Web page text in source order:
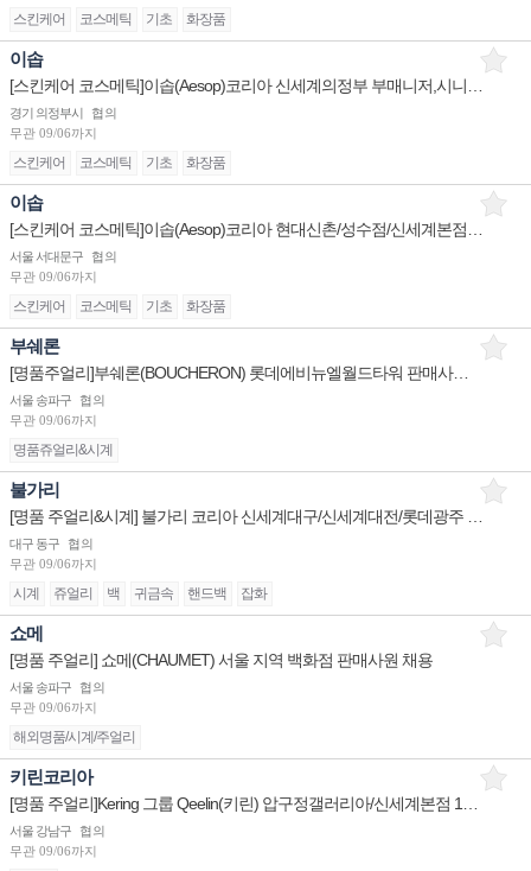
스킨케어 코스메틱 기초 화장품
이솝
경기 의정부시
협의
무관09/06까지
스킨케어 코스메틱 기초 화장품
이솝
서울 서대문구
협의
무관09/06까지
스킨케어 코스메틱 기초 화장품
부쉐론
[명품주얼리]부쉐론(BOUCHERON) 롯데에비뉴엘월드타워 판매사원/신세계센텀시티 점장/신세계대전 Admin
서울 송파구
협의
무관09/06까지
명품쥬얼리&시계
불가리
대구 동구
협의
무관09/06까지
시계 쥬얼리 백 귀금속 핸드백 잡화
쇼메
[명품 주얼리] 쇼메(CHAUMET) 서울 지역 백화점 판매사원 채용
서울 송파구
협의
무관09/06까지
해외명품/시계/주얼리
키린코리아
서울 강남구
협의
무관09/06까지